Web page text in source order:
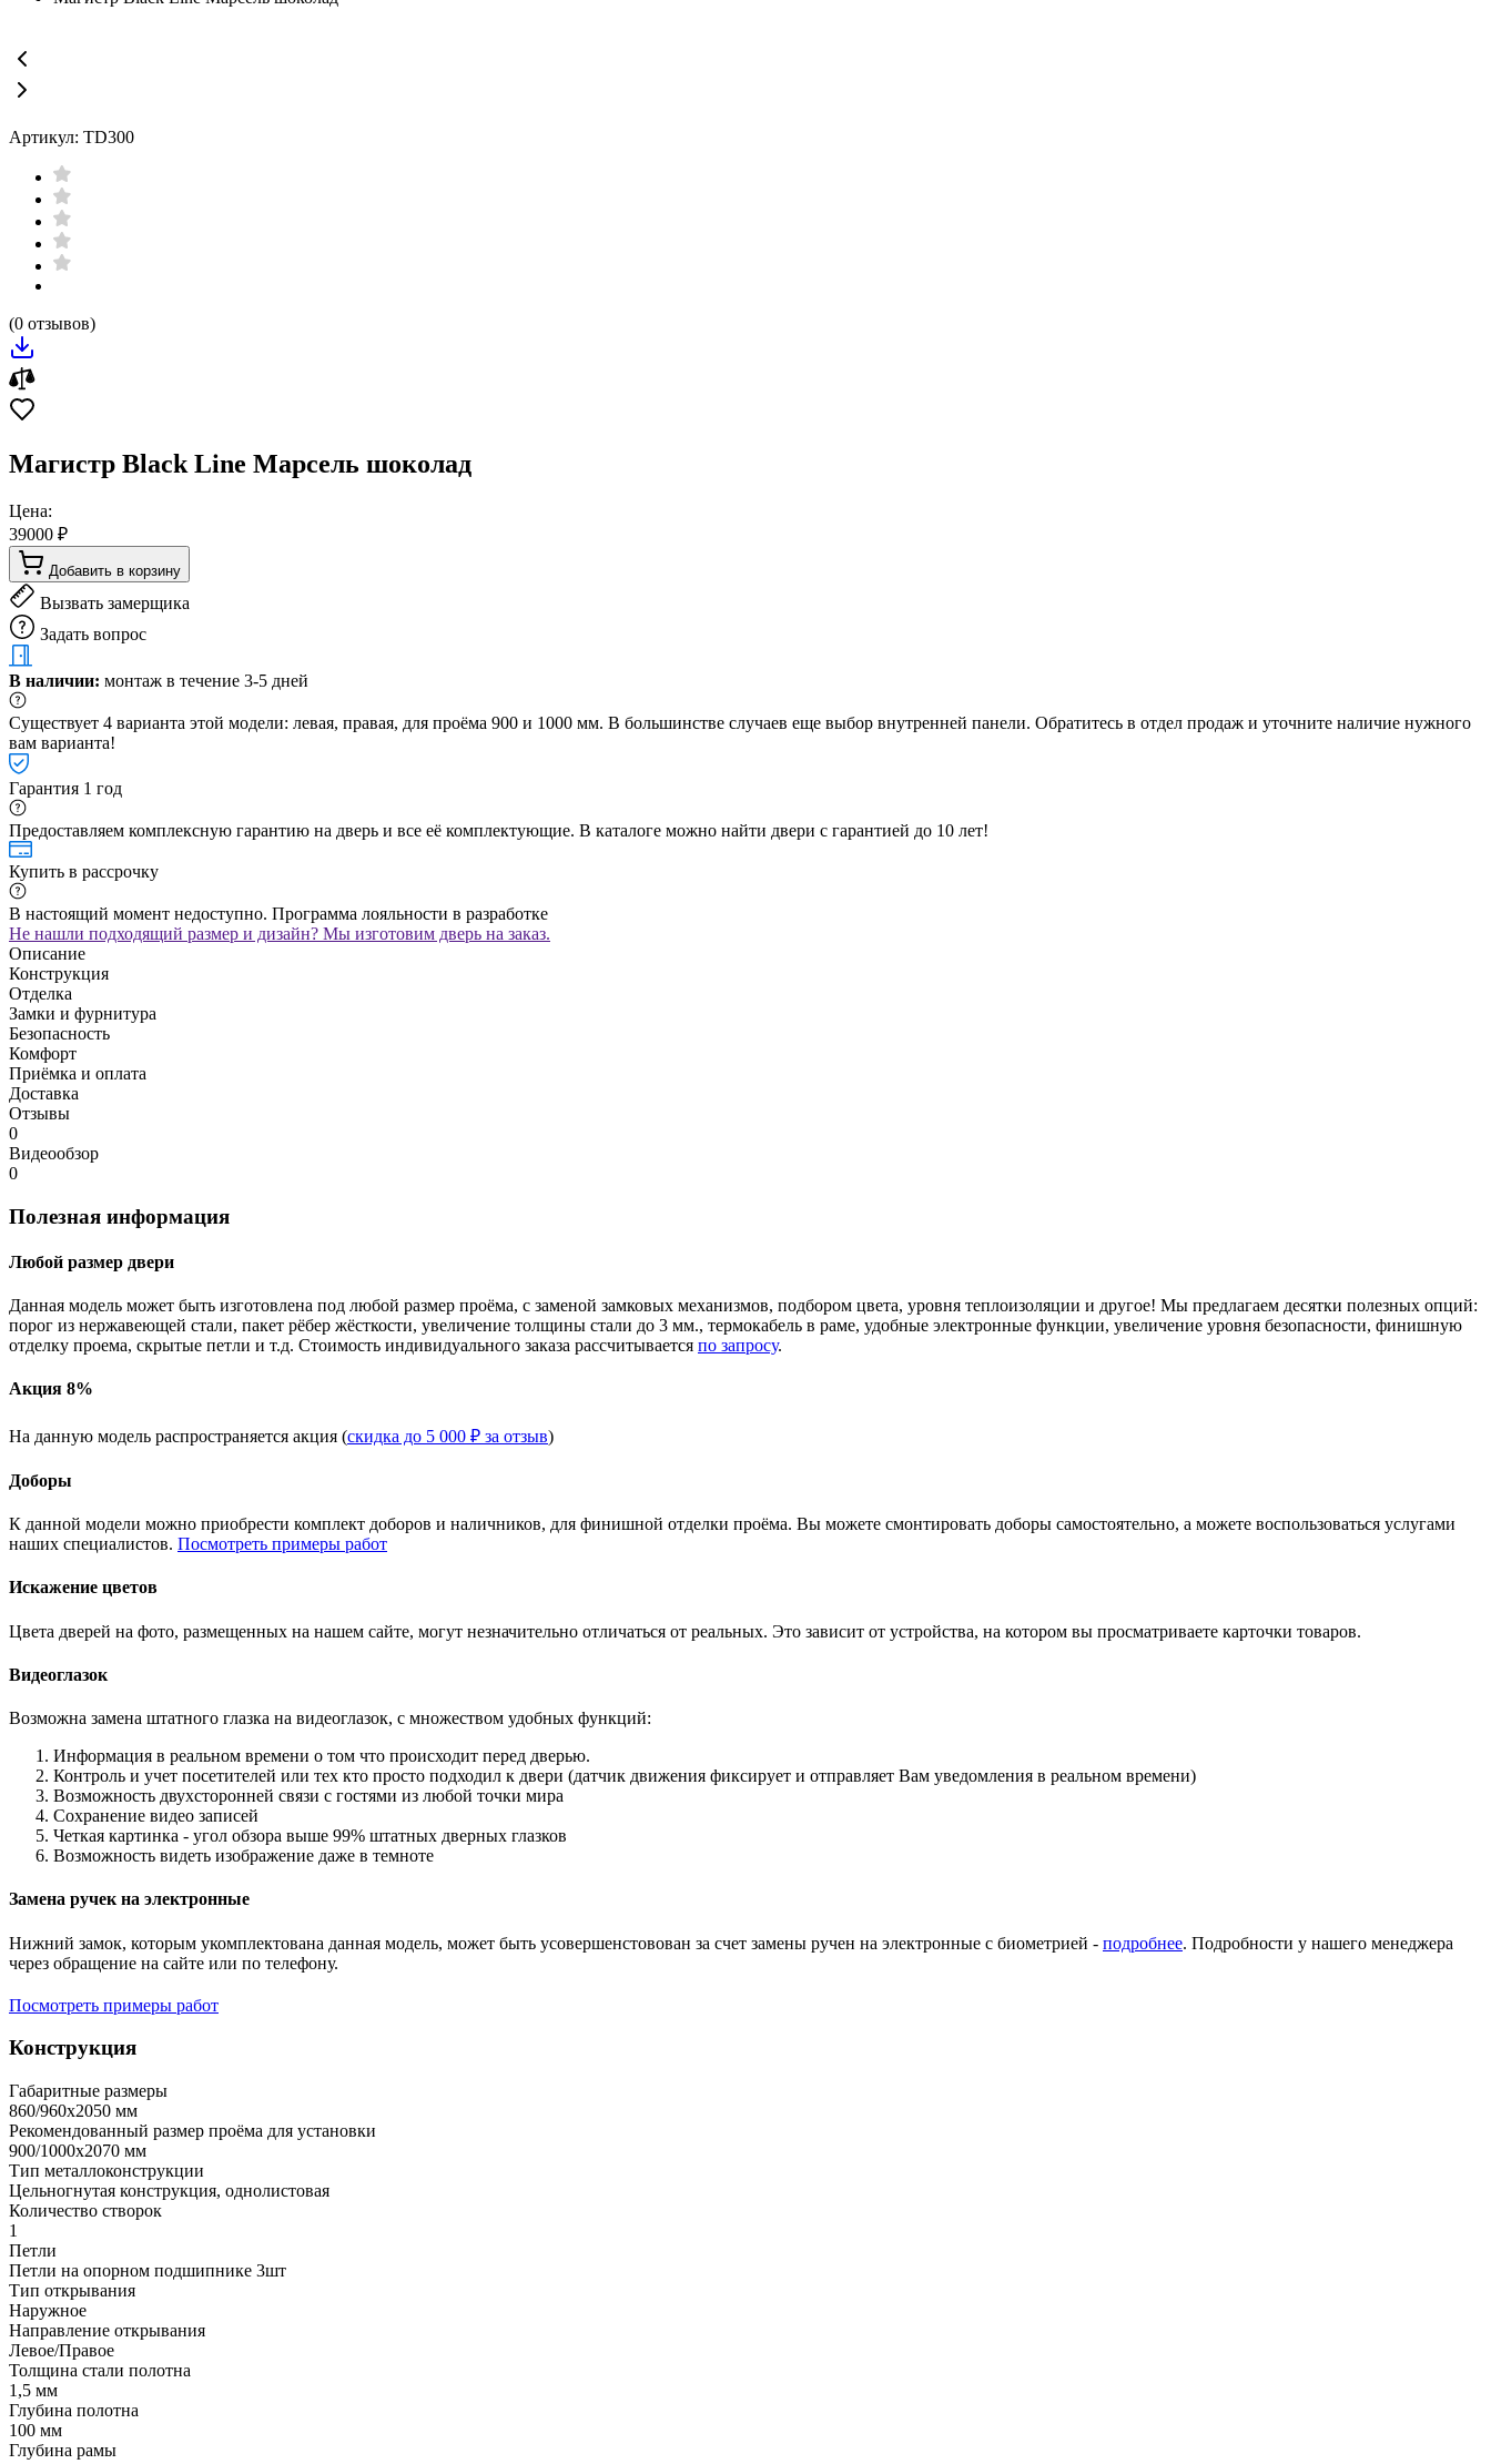
Артикул: TD300
(0 отзывов)
Магистр Black Line Марсель шоколад
Цена:
39000 ₽
Добавить в корзину
Вызвать замерщика
Задать вопрос
В наличии: монтаж в течение 3-5 дней
Существует 4 варианта этой модели: левая, правая, для проёма 900 и 1000 мм. В большинстве случаев еще выбор внутренней панели. Обратитесь в отдел продаж и уточните наличие нужного
вам варианта!
Гарантия 1 год
Предоставляем комплексную гарантию на дверь и все её комплектующие. В каталоге можно найти двери с гарантией до 10 лет!
Купить в рассрочку
В настоящий момент недоступно. Программа лояльности в разработке
Не нашли подходящий размер и дизайн? Мы изготовим дверь на заказ.
Описание
Конструкция
Отделка
Замки и фурнитура
Безопасность
Комфорт
Приёмка и оплата
Доставка
Отзывы
0
Видеообзор
0
Полезная информация
Любой размер двери
Данная модель может быть изготовлена под любой размер проёма, с заменой замковых механизмов, подбором цвета, уровня теплоизоляции и другое! Мы предлагаем десятки полезных опций:
порог из нержавеющей стали, пакет рёбер жёсткости, увеличение толщины стали до 3 мм., термокабель в раме, удобные электронные функции, увеличение уровня безопасности, финишную
отделку проема, скрытые петли и т.д. Стоимость индивидуального заказа рассчитывается по запросу.
Акция 8%
На данную модель распространяется акция (скидка до 5 000 ₽ за отзыв)
Доборы
К данной модели можно приобрести комплект доборов и наличников, для финишной отделки проёма. Вы можете смонтировать доборы самостоятельно, а можете воспользоваться услугами
наших специалистов. Посмотреть примеры работ
Искажение цветов
Цвета дверей на фото, размещенных на нашем сайте, могут незначительно отличаться от реальных. Это зависит от устройства, на котором вы просматриваете карточки товаров.
Видеоглазок
Возможна замена штатного глазка на видеоглазок, с множеством удобных функций:
Информация в реальном времени о том что происходит перед дверью.
Контроль и учет посетителей или тех кто просто подходил к двери (датчик движения фиксирует и отправляет Вам уведомления в реальном времени)
Возможность двухсторонней связи с гостями из любой точки мира
Сохранение видео записей
Четкая картинка - угол обзора выше 99% штатных дверных глазков
Возможность видеть изображение даже в темноте
Замена ручек на электронные
Нижний замок, которым укомплектована данная модель, может быть усовершенстовован за счет замены ручен на электронные с биометрией - подробнее. Подробности у нашего менеджера
через обращение на сайте или по телефону.
Посмотреть примеры работ
Конструкция
Габаритные размеры
860/960х2050 мм
Рекомендованный размер проёма для установки
900/1000х2070 мм
Тип металлоконструкции
Цельногнутая конструкция, однолистовая
Количество створок
1
Петли
Петли на опорном подшипнике 3шт
Тип открывания
Наружное
Направление открывания
Левое/Правое
Толщина стали полотна
1,5 мм
Глубина полотна
100 мм
Глубина рамы